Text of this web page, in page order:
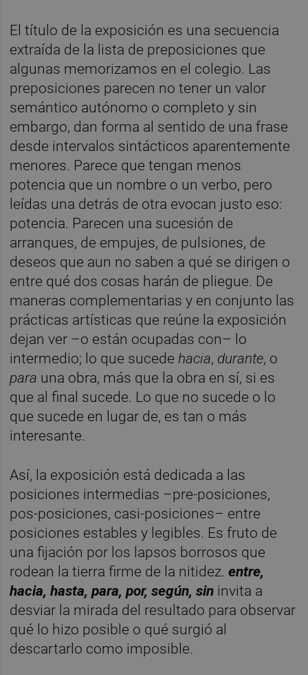
El título de la exposición es una secuencia
extraída de la lista de preposiciones que
algunas memorizamos en el colegio. Las
preposiciones parecen no tener un valor
semántico autónomo o completo y sin
embargo, dan forma al sentido de una frase
desde intervalos sintácticos aparentemente
menores. Parece que tengan menos
potencia que un nombre o un verbo, pero
leídas una detrás de otra evocan justo eso:
potencia. Parecen una sucesión de
arranques, de empujes, de pulsiones, de
deseos que aun no saben a qué se dirigen o
entre qué dos cosas harán de pliegue. De
maneras complementarias y en conjunto las
prácticas artísticas que reúne la exposición
dejan ver –o están ocupadas con– lo
intermedio; lo que sucedehacia, durante, o
para una obra, más que la obra en sí, si es
que al final sucede. Lo que no sucede o lo
que sucede en lugar de, es tan o más
interesante.
Así, la exposición está dedicada a las
posiciones intermedias –pre-posiciones,
pos-posiciones, casi-posiciones– entre
posiciones estables y legibles. Es fruto de
una fijación por los lapsos borrosos que
rodean la tierra firme de la nitidez.entre,
hacia, hasta, para, por, según, sin invita a
desviar la mirada del resultado para observar
qué lo hizo posible o qué surgió al
descartarlo como imposible.